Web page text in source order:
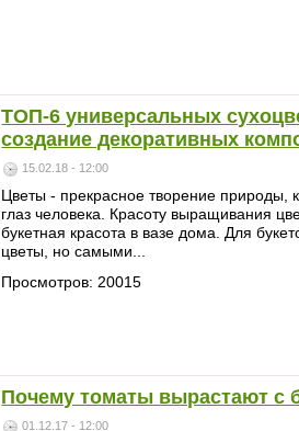
ТОП-6 универсальных
создание декоративных
15.02.18 - 12:00
Цветы - прекрасное творение природы,
глаз человека. Красоту выращивания
букетная красота в вазе дома. Для
цветы, но самыми...
Просмотров: 20015
Почему томаты вырастают с
01.12.17 - 12:00